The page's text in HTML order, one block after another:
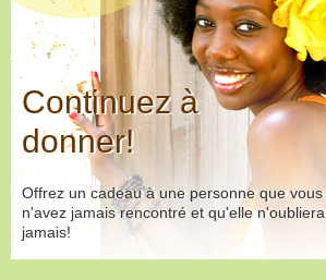
Continuez à
donner!
Offrez un cadeau à une personne que vous
n'avez jamais rencontré et qu'elle n'oubliera
jamais!